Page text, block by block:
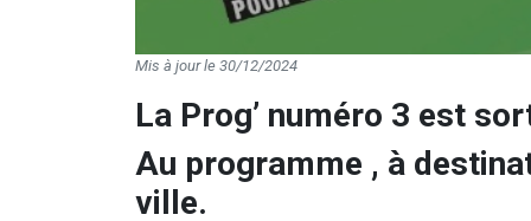
Mis à jour le 30/12/2024
La Prog’ numéro 3 est
Au programme , à
ville.